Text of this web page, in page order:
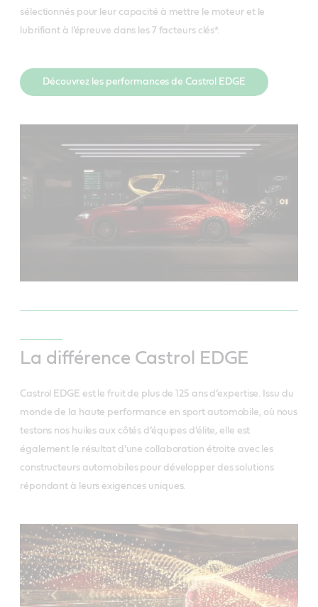
sélectionnés pour leur capacité à mettre le moteur et le
lubrifiant à l’épreuve dans les 7 facteurs clés*.
Découvrez les performances de Castrol EDGE
La différence Castrol EDGE
Castrol EDGE est le fruit de plus de 125 ans d’expertise. Issu du
monde de la haute performance en sport automobile, où nous
testons nos huiles aux côtés d’équipes d’élite, elle est
également le résultat d’une collaboration étroite avec les
constructeurs automobiles pour développer des solutions
répondant à leurs exigences uniques.